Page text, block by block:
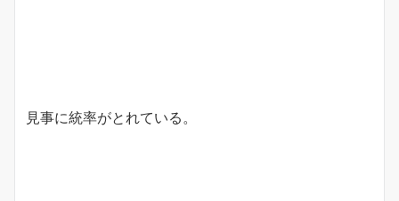
見事に統率がとれている。